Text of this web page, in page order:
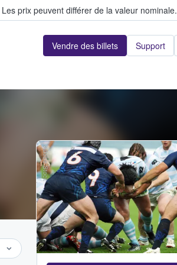
Les prix peuvent différer de la valeur nominale.
Vendre des billets Support
Adobe Stock